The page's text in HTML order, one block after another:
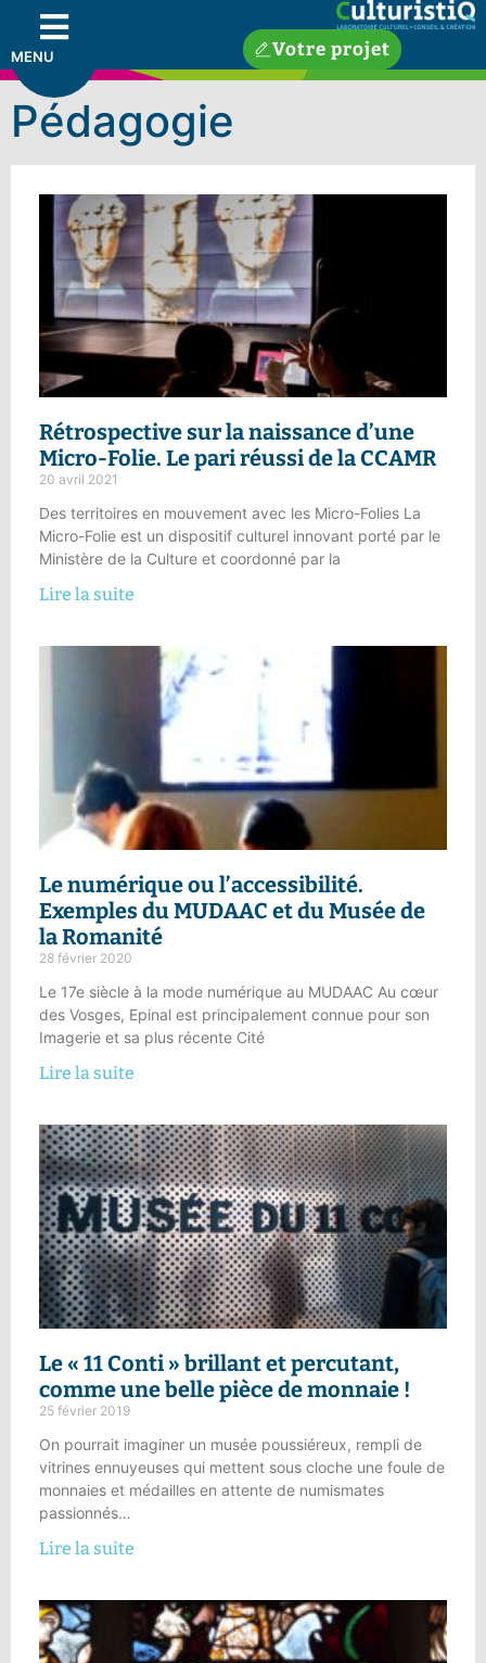
MENU Votre projet
Pédagogie
Rétrospective sur la naissance d’une
Micro-Folie. Le pari réussi de la CCAMR
20 avril 2021
Des territoires en mouvement avec les Micro-Folies La
Micro-Folie est un dispositif culturel innovant porté par le
Ministère de la Culture et coordonné par la
Lire la suite
Lenumérique ou l’accessibilité.
Exemples du MUDAAC et du Musée de
la Romanité
28 février 2020
Le 17e siècle à la mode numérique au MUDAAC Au cœur
des Vosges, Epinal est principalement connue pour son
Imagerie et sa plus récente Cité
Lire la suite
Le « 11 Conti » brillant et percutant,
comme une belle pièce de monnaie !
25 février 2019
On pourrait imaginer un musée poussiéreux, rempli de
vitrines ennuyeuses qui mettent sous cloche une foule de
monnaies et médailles en attente de numismates
passionnés…
Lire la suite